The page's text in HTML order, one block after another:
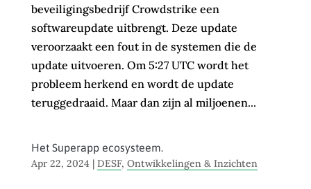
beveiligingsbedrijf Crowdstrike een
softwareupdate uitbrengt. Deze update
veroorzaakt een fout in de systemen die de
update uitvoeren. Om 5:27 UTC wordt het
probleem herkend en wordt de update
teruggedraaid. Maar dan zijn al miljoenen...
Het Superapp ecosysteem.
Apr 22, 2024 | DESF, Ontwikkelingen & Inzichten